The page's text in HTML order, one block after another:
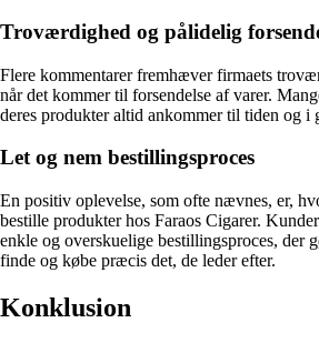
Troværdighed og pålidelig
Flere kommentarer fremhæver firmaets
når det kommer til forsendelse af varer.
deres produkter altid ankommer til tiden og i
Let og nem bestillingsproces
En positiv oplevelse, som ofte nævnes, er,
bestille produkter hos Faraos Cigarer.
enkle og overskuelige bestillingsproces, der
finde og købe præcis det, de leder efter.
Konklusion